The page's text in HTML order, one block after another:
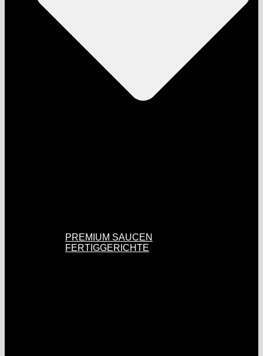
PREMIUM SAUCEN
FERTIGGERICHTE